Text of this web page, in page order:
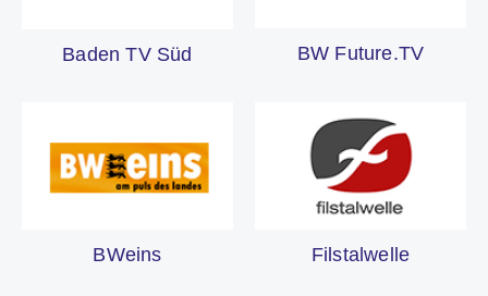
Baden TV Süd BW Future.TV
BWeins Filstalwelle